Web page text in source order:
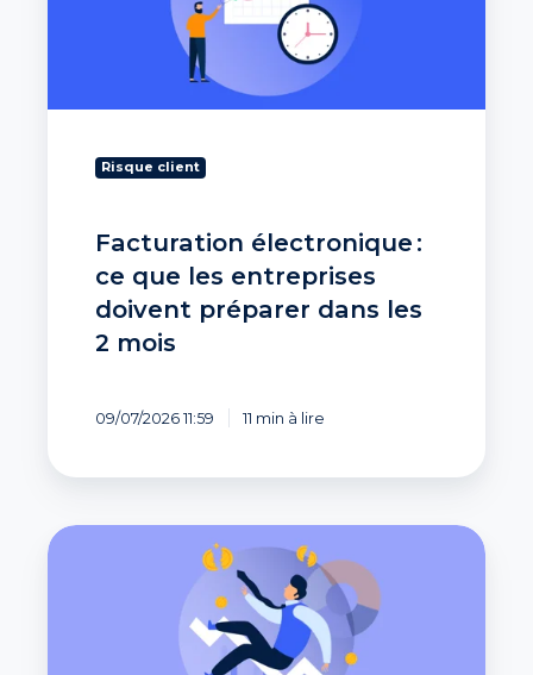
Risque client
Facturation électronique :
ce que les entreprises
doivent préparer dans les
2 mois
09/07/2026 11:59 11 min à lire
Défaillance